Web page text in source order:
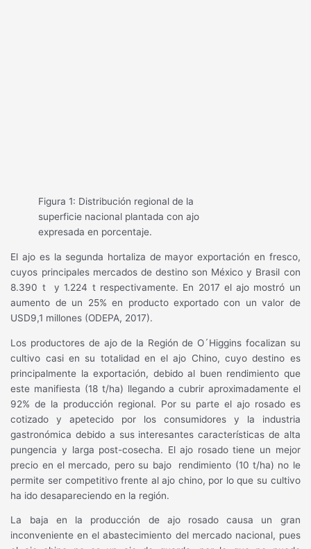
Figura 1: Distribución regional de la
superficie nacional plantada con ajo
expresada en porcentaje.
El ajo es la segunda hortaliza de mayor exportación en fresco,
cuyos principales mercados de destino son México y Brasil con
8.390 t
y 1.224 t respectivamente. En 2017 el ajo mostró un
aumento de un 25% en producto exportado con un valor de
USD9,1 millones (ODEPA, 2017).
Los productores de ajo de la Región de O´Higgins focalizan su
cultivo casi en su totalidad en el ajo Chino, cuyo destino es
principalmente la exportación, debido al buen rendimiento que
este manifiesta (18 t/ha) llegando a cubrir aproximadamente el
92% de la producción regional. Por su parte el ajo rosado es
cotizado y apetecido por los consumidores y la industria
gastronómica debido a sus interesantes características de alta
pungencia y larga post-cosecha. El ajo rosado tiene un mejor
precio en el mercado, pero su bajo
rendimiento (10 t/ha) no le
permite ser competitivo frente al ajo chino, por lo que su cultivo
ha ido desapareciendo en la región.
La baja en la producción de ajo rosado causa un gran
inconveniente en el abastecimiento del mercado nacional, pues